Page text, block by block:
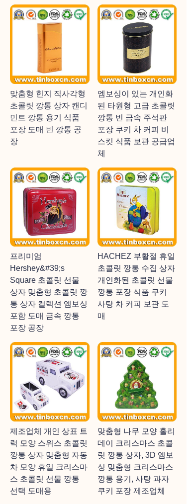
맞춤형 힌지 직사각형
초콜릿 깡통 상자 캔디
민트 깡통 용기 식품
포장 도매 빈 깡통 공
장
엠보싱이 있는 개인화
된 타원형 고급 초콜릿
깡통 빈 금속 주석판
포장 쿠키 차 커피 비
스킷 식품 보관 공급업
체
프리미엄
Hershey&#39;s
Square 초콜릿 선물
상자 맞춤형 초콜릿 깡
통 상자 컬렉션 엠보싱
포함 도매 금속 깡통
포장 공장
HACHEZ 부활절 휴일
초콜릿 깡통 수집 상자
개인화된 초콜릿 선물
깡통 포장 식품 쿠키
사탕 차 커피 보관 도
매
제조업체 개인 상표 트
럭 모양 스위스 초콜릿
깡통 상자 맞춤형 자동
차 모양 휴일 크리스마
스 초콜릿 선물 깡통
선택 도매용
맞춤형 나무 모양 홀리
데이 크리스마스 초콜
릿 깡통 상자, 3D 엠보
싱 맞춤형 크리스마스
깡통 용기, 사탕 과자
쿠키 포장 제조업체